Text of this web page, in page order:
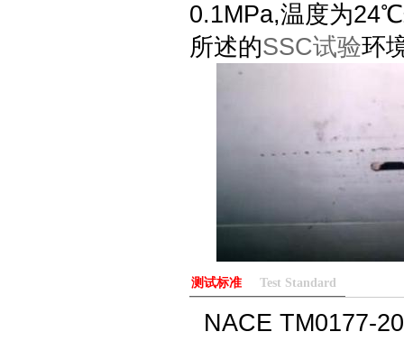
0.1MPa,温度为
所述的SSC试验环
测试标准 Test Standard
NACE TM0177-